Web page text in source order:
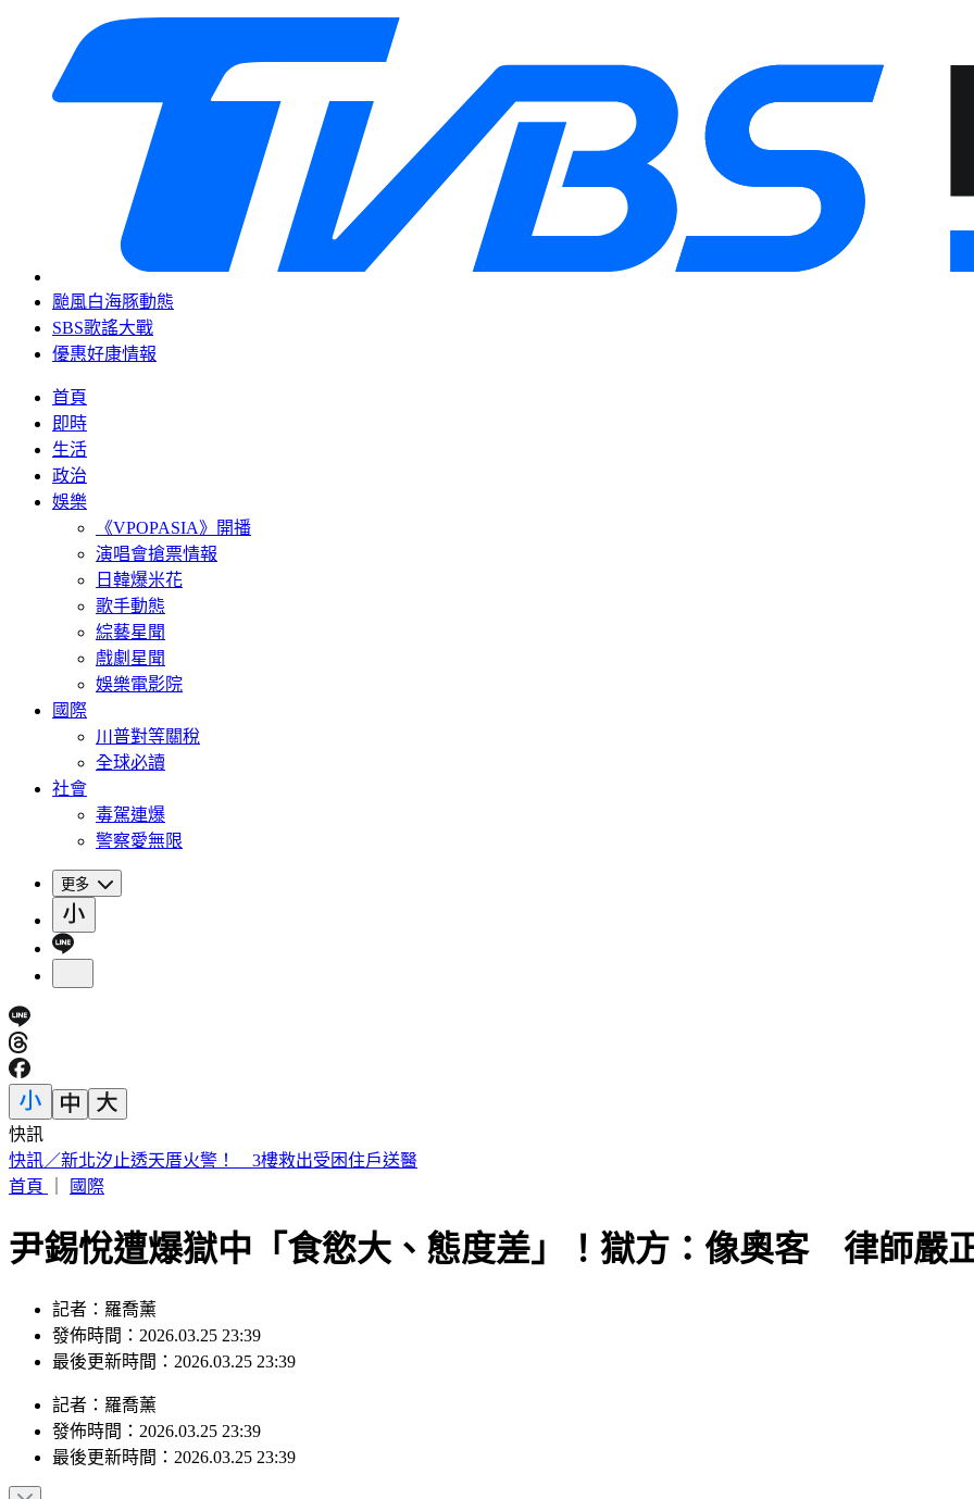
颱風白海豚動態
SBS歌謠大戰
優惠好康情報
首頁
即時
生活
政治
娛樂
《VPOPASIA》開播
演唱會搶票情報
日韓爆米花
歌手動態
綜藝星聞
戲劇星聞
娛樂電影院
國際
川普對等關稅
全球必讀
社會
毒駕連爆
警察愛無限
更多
快訊
日本人來台爆買！曬35公斤「超台戰利品」 網友見1物全笑翻
首頁
國際
尹錫悅遭爆獄中「食慾大、態度差」！獄方：像奧客 律師嚴
記者：羅喬薰
發佈時間：2026.03.25 23:39
最後更新時間：2026.03.25 23:39
記者 ： 羅喬薰
發佈時間： 2026.03.25 23:39
最後更新時間： 2026.03.25 23:39